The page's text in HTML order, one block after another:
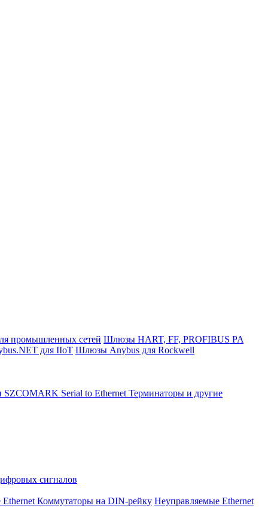
промышленных сетей Шлюзы HART, FF, PROFIBUS PA
для IIoT Шлюзы Anybus для Rockwell
SZCOMARK Serial to Ethernet Терминаторы и другие
сигналов
Коммутаторы на DIN-рейку Неуправляемые Ethernet